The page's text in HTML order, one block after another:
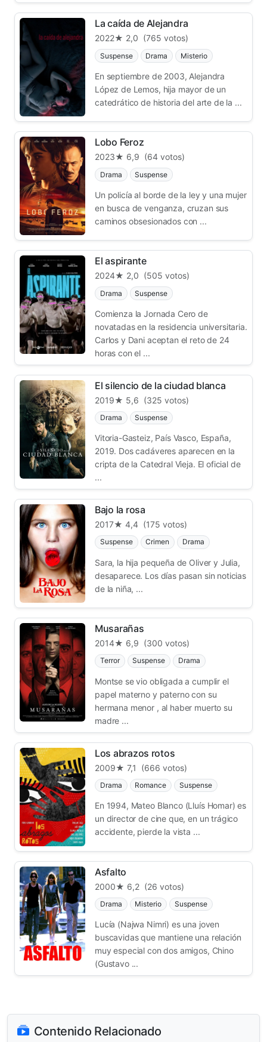
La caída de Alejandra
2022★ 2,0 (765 votos)
Suspense Drama Misterio
En septiembre de 2003, Alejandra
López de Lemos, hija mayor de un
catedrático de historia del arte de la ...
Lobo Feroz
2023★ 6,9 (64 votos)
Drama Suspense
Un policía al borde de la ley y una mujer
en busca de venganza, cruzan sus
caminos obsesionados con ...
El aspirante
2024★ 2,0 (505 votos)
Drama Suspense
Comienza la Jornada Cero de
novatadas en la residencia universitaria.
Carlos y Dani aceptan el reto de 24
horas con el ...
El silencio de la ciudad blanca
2019★ 5,6 (325 votos)
Drama Suspense
Vitoria-Gasteiz, País Vasco, España,
2019. Dos cadáveres aparecen en la
cripta de la Catedral Vieja. El oficial de
...
Bajo la rosa
2017★ 4,4 (175 votos)
Suspense Crimen Drama
Sara, la hija pequeña de Oliver y Julia,
desaparece. Los días pasan sin noticias
de la niña, ...
Musarañas
2014★ 6,9 (300 votos)
Terror Suspense Drama
Montse se vio obligada a cumplir el
papel materno y paterno con su
hermana menor , al haber muerto su
madre ...
Los abrazos rotos
2009★ 7,1 (666 votos)
Drama Romance Suspense
En 1994, Mateo Blanco (Lluís Homar) es
un director de cine que, en un trágico
accidente, pierde la vista ...
Asfalto
2000★ 6,2 (26 votos)
Drama Misterio Suspense
Lucía (Najwa Nimri) es una joven
buscavidas que mantiene una relación
muy especial con dos amigos, Chino
(Gustavo ...
Contenido Relacionado